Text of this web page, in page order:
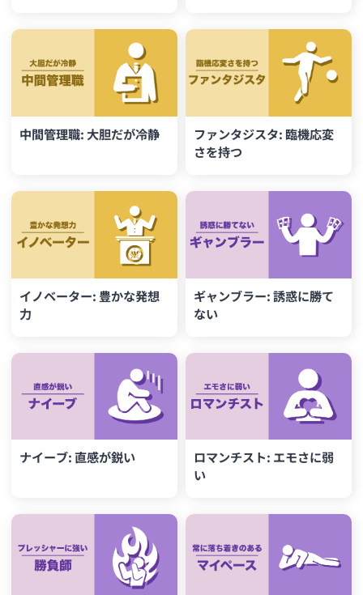
中間管理職: 大胆だが冷静
ファンタジスタ: 臨機応変
さを持つ
イノベーター: 豊かな発想
力
ギャンブラー: 誘惑に勝て
ない
ナイーブ: 直感が鋭い
ロマンチスト: エモさに弱
い